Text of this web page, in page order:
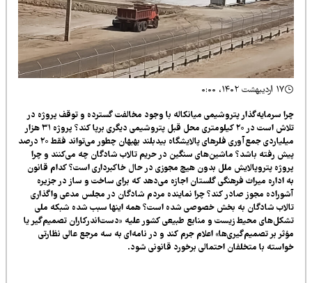
سرمایه‌گذار پتروشیمی میانکاله با وجود مخالفت گسترده و توقف پروژه در
تلاش است در ۲۰ کیلومتری محل قبل پتروشیمی دیگری برپا کند؟ پروژه ۳۱ هزار
میلیاردی جمع‌آوری فلرهای پالایشگاه بیدبلند بهبهان چطور می‌تواند فقط ۲۰ درصد
رفته باشد؟ ماشین‌های سنگین در حریم تالاب شادگان چه می‌کنند و چرا
پتروپالایش ملل بدون هیچ مجوزی در حال خاکبرداری است؟ کدام قانون
اداره میراث فرهنگی گلستان اجازه می‌دهد که برای ساخت و ساز در جزیره
مجوز صادر کند؟ چرا نماینده مردم شادگان در مجلس مدعی واگذاری
شادگان به بخش خصوصی شده است؟ همه اینها سبب شده شبکه ملی
محیط زیست و منابع طبیعی کشور علیه «دست‌اندرکاران تصمیم‌گیر یا
بر تصمیم‌گیری‌ها» اعلام جرم کند و در نامه‌ای به سه مرجع عالی نظارتی
با متخلفان احتمالی برخورد قانونی شود.